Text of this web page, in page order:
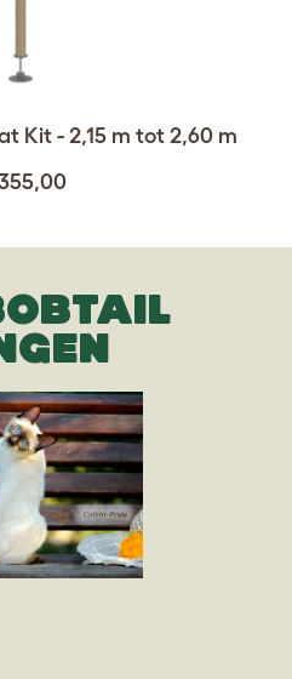
Kit - 2,15 m tot 2,60 m